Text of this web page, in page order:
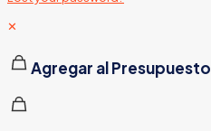
✕
Agregar al Presupuesto